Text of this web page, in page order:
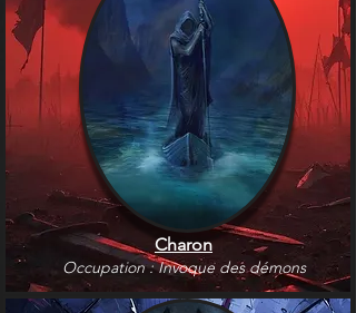
Charon
Occupation : Invoque des démons